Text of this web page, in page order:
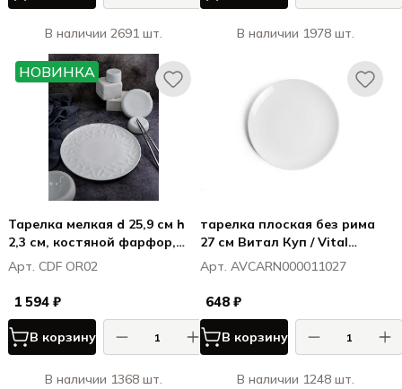
В наличии 2691 шт. В наличии 1978 шт.
НОВИНКА
Тарелка мелкая d 25,9 см h
2,3 см, костяной фарфор,
Оригами / Origami
Арт. CDF OR02
1 594 ₽
В корзину
В наличии 1368 шт.
тарелка плоская без рима
27 см Витал Куп / Vital
Coupe
Арт. AVCARN000011027
648 ₽
В корзину
В наличии 1248 шт.